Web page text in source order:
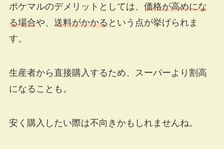
ポケマルのデメリットとしては、 価格が高めにな
る場合や、 送料がかかるという点が挙げられま
す。
生産者から直接購入するため、スーパーより割高
になることも。
安く購入したい際は不向きかもしれませんね。